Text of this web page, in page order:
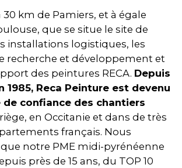
30 km de Pamiers, et à égale
que se situe le site de
installations logistiques, les
recherche et développement et
des peintures RECA. Depuis
1985, Reca Peinture est devenu
de confiance des chantiers
en Occitanie et dans de très
français. Nous
notre PME midi-pyrénéenne
près de 15 ans, du TOP 10